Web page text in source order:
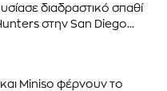
διαδραστικό σπαθί
στην San Diego...
Miniso φέρνουν το